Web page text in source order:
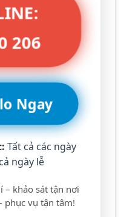
206
Ngay
Tất cả các ngày
ngày lễ
– khảo sát tận nơi
phục vụ tận tâm!